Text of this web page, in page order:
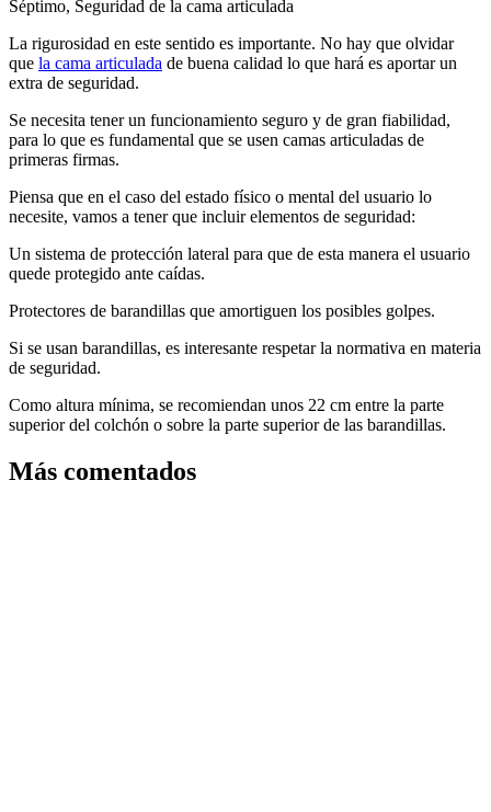
Séptimo, Seguridad de la cama articulada
La rigurosidad en este sentido es importante. No hay que olvidar
que la cama articulada de buena calidad lo que hará es aportar un
extra de seguridad.
Se necesita tener un funcionamiento seguro y de gran fiabilidad,
para lo que es fundamental que se usen camas articuladas de
primeras firmas.
Piensa que en el caso del estado físico o mental del usuario lo
necesite, vamos a tener que incluir elementos de seguridad:
Un sistema de protección lateral para que de esta manera el usuario
quede protegido ante caídas.
Protectores de barandillas que amortiguen los posibles golpes.
Si se usan barandillas, es interesante respetar la normativa en materia
de seguridad.
Como altura mínima, se recomiendan unos 22 cm entre la parte
superior del colchón o sobre la parte superior de las barandillas.
Más comentados